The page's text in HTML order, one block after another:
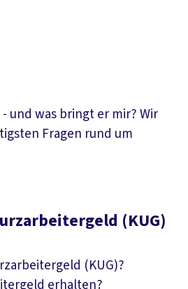
und was bringt er mir? Wir
Fragen rund um
(KUG)
(KUG)?
erhalten?